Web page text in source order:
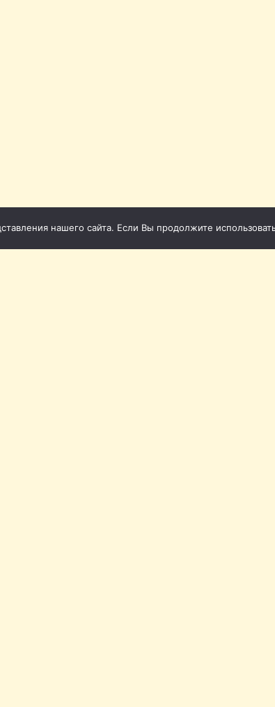
нашего сайта. Если Вы продолжите